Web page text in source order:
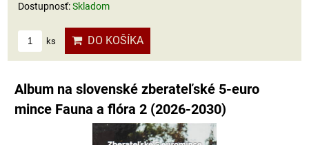
Dostupnosť:Skladom
ks DO KOŠÍKA
Album na slovenské zberateľské 5-euro
mince Fauna a flóra 2 (2026-2030)